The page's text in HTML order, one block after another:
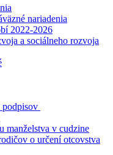
nariadenia
2022-2026
a sociálneho rozvoja
podpisov
manželstva v cudzine
o určení otcovstva